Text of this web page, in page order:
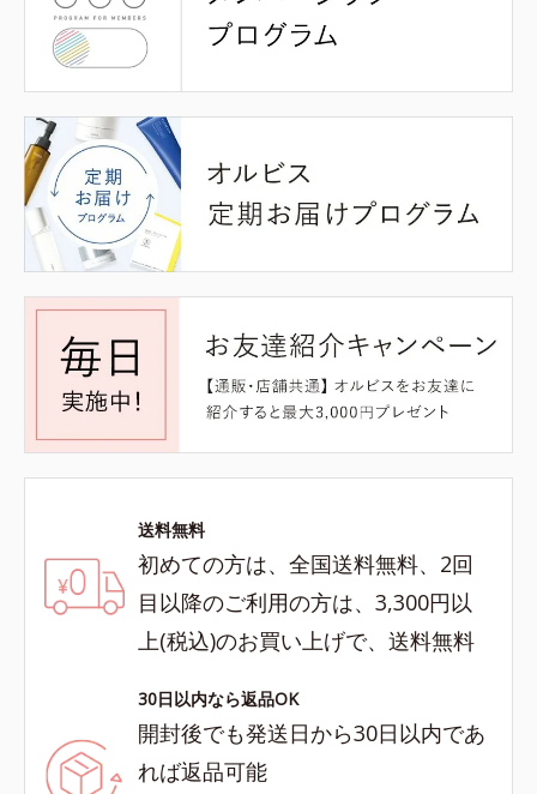
送料無料
初めての方は、全国送料無料、2回
目以降のご利用の方は、3,300円以
上(税込)のお買い上げで、送料無料
30日以内なら返品OK
開封後でも発送日から30日以内であ
れば返品可能